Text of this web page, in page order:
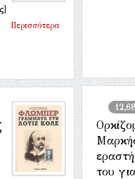
Περισσότερα
του